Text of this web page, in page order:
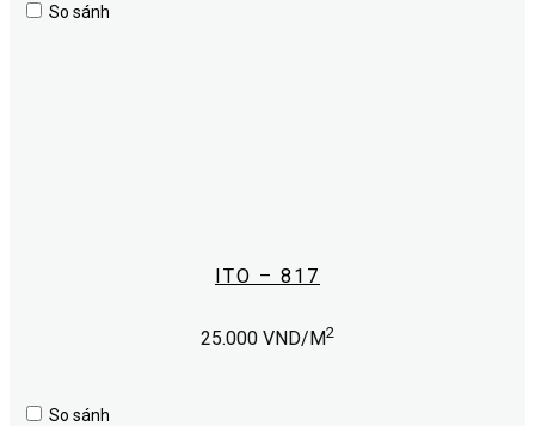
So sánh
ITO – 817
25.000 VND/M2
So sánh